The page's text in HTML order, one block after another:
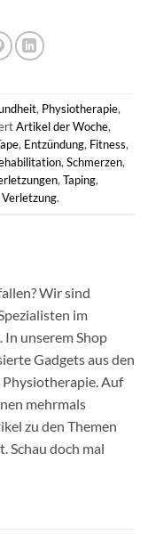
, Physiotherapie,
Artikel der Woche,
, Entzündung, Fitness,
, Schmerzen,
, Taping,
Verletzung.
Wir sind
im
In unserem Shop
Gadgets aus den
Auf
mehrmals
zu den Themen
Schau doch mal